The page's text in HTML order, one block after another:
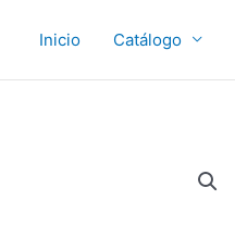
Inicio Catálogo